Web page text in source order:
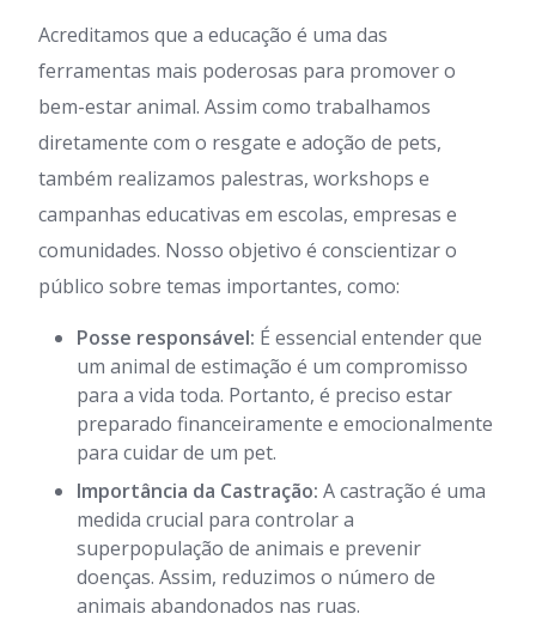
Acreditamos que a educação é uma das
ferramentas mais poderosas para promover o
bem-estar animal. Assim como trabalhamos
diretamente com o resgate e adoção de pets,
também realizamos palestras, workshops e
campanhas educativas em escolas, empresas e
comunidades. Nosso objetivo é conscientizar o
público sobre temas importantes, como:
Posse responsável: É essencial entender que
um animal de estimação é um compromisso
para a vida toda. Portanto, é preciso estar
preparado financeiramente e emocionalmente
para cuidar de um pet.
Importância da Castração: A castração é uma
medida crucial para controlar a
superpopulação de animais e prevenir
doenças. Assim, reduzimos o número de
animais abandonados nas ruas.